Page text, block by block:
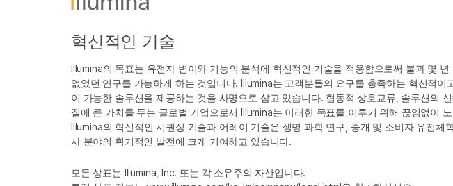
혁신적인 기술
Illumina의 목표는 유전자 변이와 기능의 분석에 혁신적인 기술을 적용함으로써 불과 몇
없었던 연구를 가능하게 하는 것입니다. Illumina는 고객분들의 요구를 충족하는 혁신적이
이 가능한 솔루션을 제공하는 것을 사명으로 삼고 있습니다. 협동적 상호교류, 솔루션의
질에 큰 가치를 두는 글로벌 기업으로서 Illumina는 이러한 목표를 이루기 위해 끊임없이
Illumina의 혁신적인 시퀀싱 기술과 어레이 기술은 생명 과학 연구, 중개 및 소비자 유전체
사 분야의 획기적인 발전에 크게 기여하고 있습니다.
모든 상표는 Illumina, Inc. 또는 각 소유주의 자산입니다.